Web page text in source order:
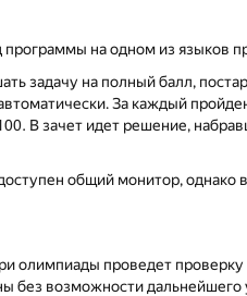
на одном из языков
задачу на полный балл,
За каждый
В зачет идет решение,
общий монитор,
олимпиады проведет
без возможности дальнейшего